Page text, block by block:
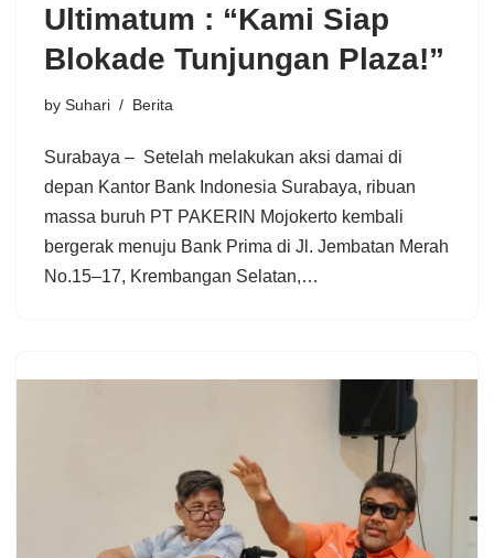
Ultimatum : “Kami Siap
Blokade Tunjungan Plaza!”
by Suhari Berita
Surabaya – Setelah melakukan aksi damai di
depan Kantor Bank Indonesia Surabaya, ribuan
massa buruh PT PAKERIN Mojokerto kembali
bergerak menuju Bank Prima di Jl. Jembatan Merah
No.15–17, Krembangan Selatan,…